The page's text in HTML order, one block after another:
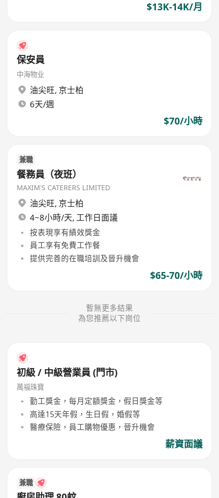
$13K-14K/月
保安員
中海物业
油尖旺, 京士柏
6天/週
$70/小時
兼職
餐務員（夜班）
MAXIM'S CATERERS LIMITED
油尖旺, 京士柏
4~8小時/天, 工作日面議
按表現享有績效獎金
員工享有免費工作餐
提供完善的在職培訓及晉升機會
$65-70/小時
暫無更多結果
為您推薦以下崗位
初級 / 中級營業員 (門市)
萬福珠寶
勤工獎金，每月定額獎金，假日獎金等
高達15天年假，生日假，婚假等
醫療保險，員工購物優惠，晉升機會
薪資面議
兼職